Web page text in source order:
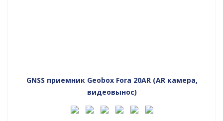
GNSS приемник Geobox Fora 20AR (AR камера,
видеовынос)